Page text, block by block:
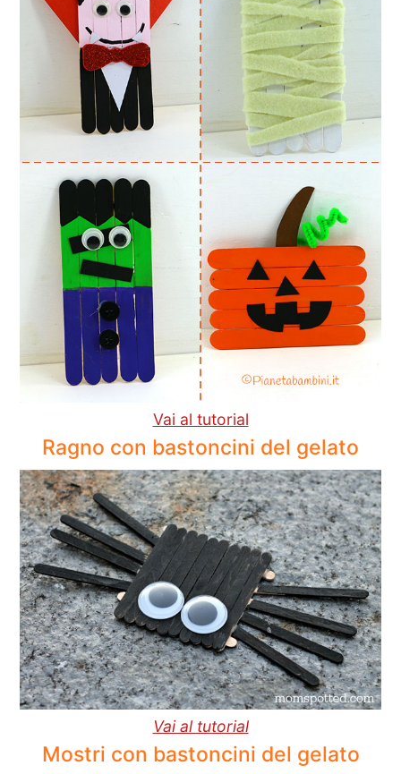
Vai al tutorial
Ragno con bastoncini del gelato
Vai al tutorial
Mostri con bastoncini del gelato